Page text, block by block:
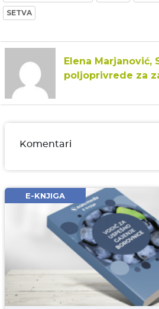
SETVA
Elena Marjanović,
poljoprivrede za
Komentari
Email* obavezno
Komentar* obavezno
E-KNJIGA